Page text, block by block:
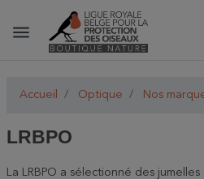
menu
Accueil Optique Nos
LRBPO
La LRBPO a sélectionné des